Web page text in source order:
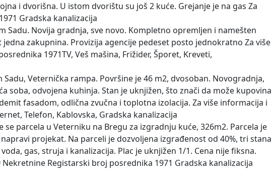
i dvorišna. U istom dvorištu su još 2 kuće. Grejanje je na gas Za
Gradska kanalizacija
Sadu. Novija gradnja, sve novo. Kompletno opremljen i namešten
zakupnina. Provizija agencije pedeset posto jednokratno Za više
1971TV, Veš mašina, Frižider, Šporet, Kreveti,
Veternička rampa. Površine je 46 m2, dvosoban. Novogradnja,
soba, odvojena kuhinja. Stan je uknjižen, što znači da može kupovina
fasadom, odlična zvučna i toplotna izolacija. Za više informacija i
Telefon, Kablovska, Gradska kanalizacija
parcela u Veterniku na Bregu za izgradnju kuće, 326m2. Parcela je
projekat. Na parceli je dozvoljena izgrađenost od 40%, tri stana
gas, struja i kanalizacija. Plac je uknjižen 1/1. Cena nije fiksna.
Registarski broj posrednika 1971 Gradska kanalizacija